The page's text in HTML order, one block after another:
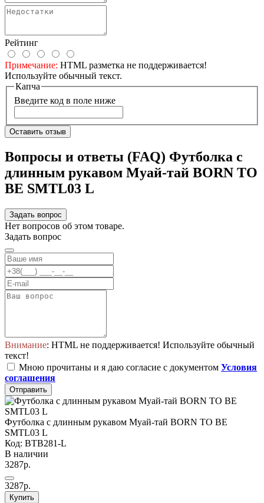
Рейтинг
Примечание: HTML разметка не поддерживается!
Используйте обычный текст.
Капча
Введите код в поле ниже
Оставить отзыв
Вопросы и ответы (FAQ) Футболка с
длинным рукавом Муай-тай BORN TO
BE SMTL03 L
Задать вопрос
Нет вопросов об этом товаре.
Задать вопрос
Внимание: HTML не поддерживается! Используйте обычный
текст!
Мною прочитаны и я даю согласие с документом Условия
соглашения
Отправить
Футболка с длинным рукавом Муай-тай BORN TO BE
SMTL03 L
Код: BTB281-L
В наличии
3287р.
3287р.
Купить